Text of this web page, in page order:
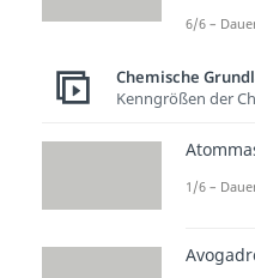
6/6 –
Chemische
Kenngrößen der
1/6 –